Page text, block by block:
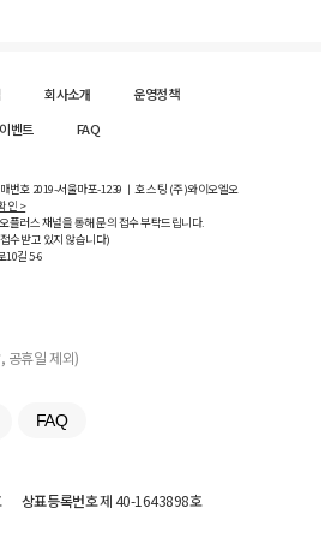
회사소개
운영정책
이벤트 FAQ
번호 2019-서울마포-1239 ㅣ 호스팅 (주)와이오엘오
인 >
플러스 채널을 통해 문의 접수 부탁드립니다.
수받고 있지 않습니다)
10길5-6
공휴일 제외)
FAQ
상표등록번호제 40-1643898호